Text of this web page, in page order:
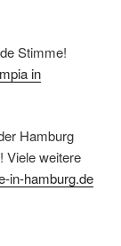
Stimme!
in
Hamburg
Viele weitere
in-hamburg.de